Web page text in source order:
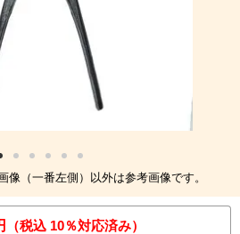
（一番左側）以外は参考画像です。
（税込 10％対応済み）